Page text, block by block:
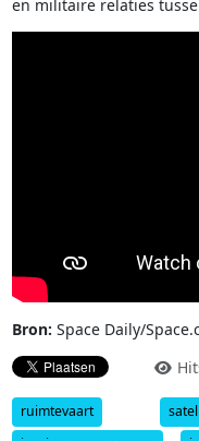
en militaire relaties
Bron: Space Daily/
ruimtevaart